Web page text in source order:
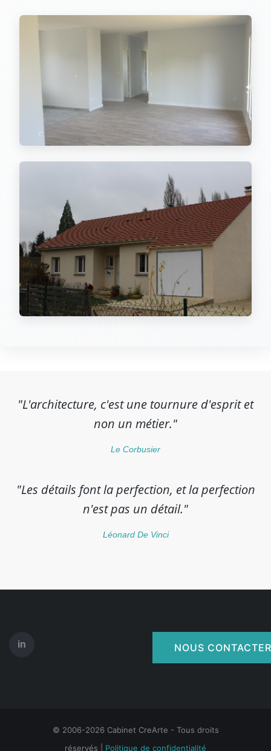
"L'architecture, c'est une tournure d'esprit et
non un métier."
Le Corbusier
"Les détails font la perfection, et la perfection
n'est pas un détail."
Léonard De Vinci
in NOUS CONTACTER
© 2006-2026 Cabinet CreArte - Tous droits
réservés | Politique de confidentialité